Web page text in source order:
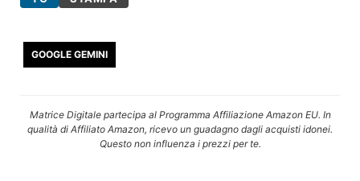
GOOGLE GEMINI
Matrice Digitale partecipa al Programma Affiliazione Amazon EU. In
qualità di Affiliato Amazon, ricevo un guadagno dagli acquisti idonei.
Questo non influenza i prezzi per te.